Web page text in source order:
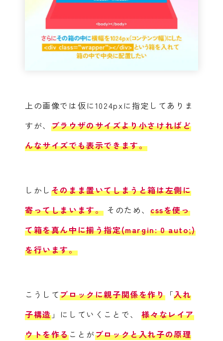
上の画像では仮に1024pxに指定してありま
すが、 ブラウザのサイズより小さければど
んなサイズでも表示できます。
しかし そのまま置いてしまうと箱は左側に
寄ってしまいます。 そのため、cssを使っ
て箱を真ん中に揃う指定(margin: 0 auto;)
を行います。
こうしてブロックに親子関係を作り「入れ
子構造」にしていくことで、
様々なレイア
ウトを作ることがブロックと入れ子の原理